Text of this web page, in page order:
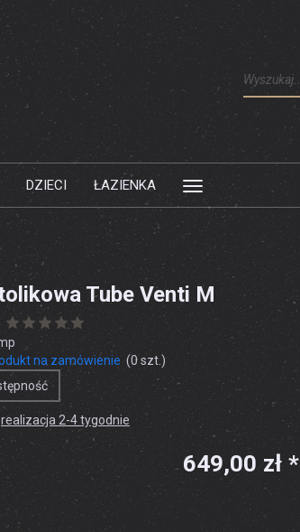
Wyszukaj
DZIECI ŁAZIENKA
Tube Venti M
na zamówienie (0szt.)
realizacja 2-4 tygodnie
649,00 zł *